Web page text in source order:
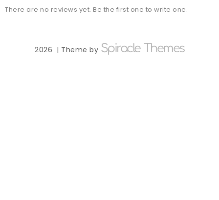
There are no reviews yet. Be the first one to write one.
2026 | Theme by Spiracle Themes